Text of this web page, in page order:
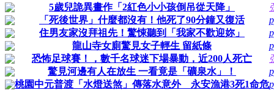
5歲兒詭異畫作「2紅色小小孩倒吊從天降」
「死後世界」什麼都沒有！他死了90分鐘又復活
住男友家沒拜祖先！驚悚聽到「我家不歡迎妳」
龍山寺女廁驚見女子輕生 留紙條
恐怖足球賽！，數千名球迷下場暴動，近200人死亡
驚見河邊有人在放生 一看竟是「礦泉水」！
桃園中元普渡「水燈送煞」傳落水意外 永安漁港3死1命危